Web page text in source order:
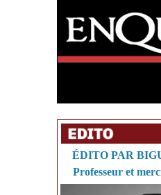
ÉDITO PAR
Professeur et